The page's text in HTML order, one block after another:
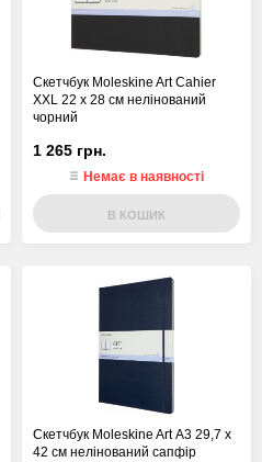
Скетчбук Moleskine Art Cahier
XXL 22 х 28 см нелінований
чорний
1 265 грн.
Немає в наявності
В КОШИК
Скетчбук Moleskine Art А3 29,7 х
42 см нелінований сапфір